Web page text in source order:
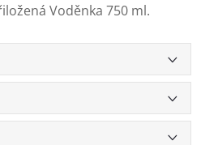
Voděnka 750 ml.